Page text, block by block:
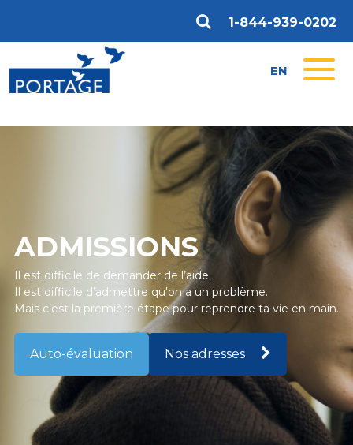
1-844-939-0202
EN
ADMISSIONS
Il est difficile de demander de l’aide.
Il est difficile d’admettre qu'on a un problème.
Mais c’est la première étape pour reprendre ta vie en main.
Auto-évaluation Nos adresses